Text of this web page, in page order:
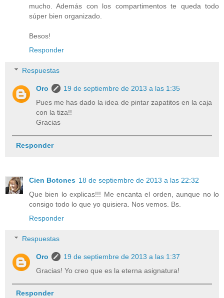
mucho. Además con los compartimentos te queda todo
súper bien organizado.
Besos!
Responder
Respuestas
Oro
19 de septiembre de 2013 a las 1:35
Pues me has dado la idea de pintar zapatitos en la caja
con la tiza!!
Gracias
Responder
Cien Botones 18 de septiembre de 2013 a las 22:32
Que bien lo explicas!!! Me encanta el orden, aunque no lo
consigo todo lo que yo quisiera. Nos vemos. Bs.
Responder
Respuestas
Oro
19 de septiembre de 2013 a las 1:37
Gracias! Yo creo que es la eterna asignatura!
Responder